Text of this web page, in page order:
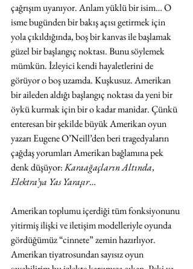
çağrışım uyanıyor. Anlam yüklü bir isim… O
isme bugünden bir bakış açısı getirmek için
yola çıkıldığında, boş bir kanvas ile başlamak
güzel bir başlangıç noktası. Bunu söylemek
mümkün. İzleyici kendi hayaletlerini de
görüyor o boş uzamda. Kuşkusuz. Amerikan
bir aileden aldığı başlangıç noktası da yeni bir
öykü kurmak için bir o kadar manidar. Çünkü
enteresan bir şekilde büyük Amerikan oyun
yazarı Eugene O’Neill’den beri tragedyaların
çağdaş yorumları Amerikan bağlamına pek
denk düşüyor: Karaağaçların Altında,
Elektra’ya Yas Yaraşır…
Amerikan toplumu içerdiği tüm fonksiyonunu
yitirmiş ilişki ve iletişim modelleriyle oyunda
gördüğümüz “cinnete” zemin hazırlıyor.
Amerikan tiyatrosundan sayısız oyun